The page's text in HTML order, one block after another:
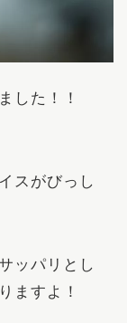
した！！
スがびっし
ッパリとし
ますよ！